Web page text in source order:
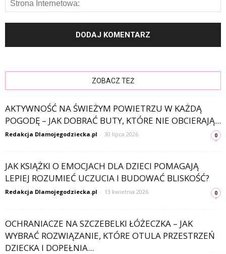
ZOBACZ TEŻ
AKTYWNOŚĆ NA ŚWIEŻYM POWIETRZU W KAŻDĄ
POGODĘ – JAK DOBRAĆ BUTY, KTÓRE NIE OBCIERAJĄ...
Redakcja Dlamojegodziecka.pl - 30 lipca 2026 0
JAK KSIĄŻKI O EMOCJACH DLA DZIECI POMAGAJĄ
LEPIEJ ROZUMIEĆ UCZUCIA I BUDOWAĆ BLISKOŚĆ?
Redakcja Dlamojegodziecka.pl - 13 kwietnia 2026 0
OCHRANIACZE NA SZCZEBELKI ŁÓŻECZKA – JAK
WYBRAĆ ROZWIĄZANIE, KTÓRE OTULA PRZESTRZEŃ
DZIECKA I DOPEŁNIA...